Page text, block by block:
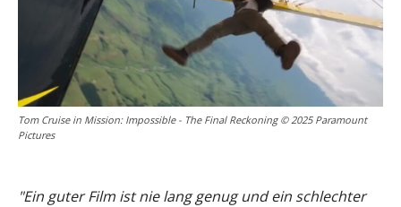
Tom Cruise in Mission: Impossible - The Final Reckoning © 2025 Paramount
Pictures
"Ein guter Film ist nie lang genug und ein schlechter